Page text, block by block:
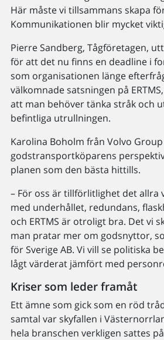
Här måste vi tillsammans skapa
Kommunikationen blir mycket
Pierre Sandberg, Tågföretagen,
för att det nu finns en deadline i
som organisationen länge
välkomnade satsningen på
att man behöver tänka stråk och
befintliga utrullningen.
Karolina Boholm från Volvo
godstransportköparens
planen som den bästa hittills.
– För oss är tillförlitlighet det allra
med underhållet, redundans,
och ERTMS är otroligt bra. Det vi
man pratar mer om godsnyttor,
för Sverige AB. Vi vill se politiska
lågt värderat jämfört med
Kriser som leder framåt
Ett ämne som gick som en röd
samtal var skyfallen i
hela branschen verkligen sattes